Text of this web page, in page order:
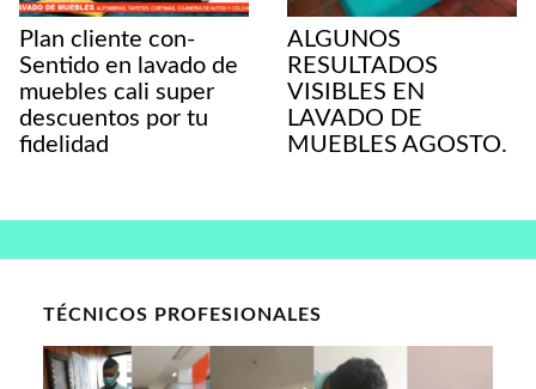
Plan cliente con-
Sentido en lavado de
muebles cali super
descuentos por tu
fidelidad
ALGUNOS
RESULTADOS
VISIBLES EN
LAVADO DE
MUEBLES AGOSTO.
TÉCNICOS PROFESIONALES